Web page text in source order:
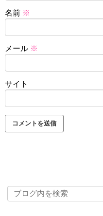
名前 ※
メール ※
サイト